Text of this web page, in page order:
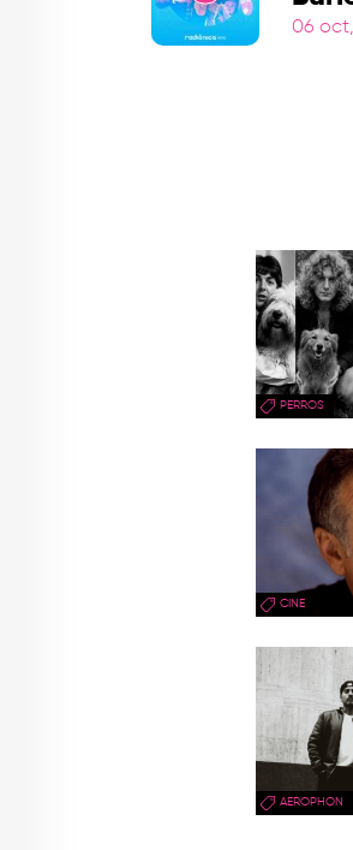
Play
06
PERROS
CINE
AEROPHON